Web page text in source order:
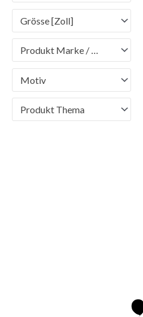
Grösse [Zoll]
Produkt Marke / Brand
Motiv
Produkt Thema